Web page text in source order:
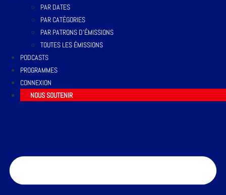
PAR DATES
PAR CATÉGORIES
PAR PATRONS D’ÉMISSIONS
TOUTES LES ÉMISSIONS
PODCASTS
PROGRAMMES
CONNEXION
NOUS SOUTENIR